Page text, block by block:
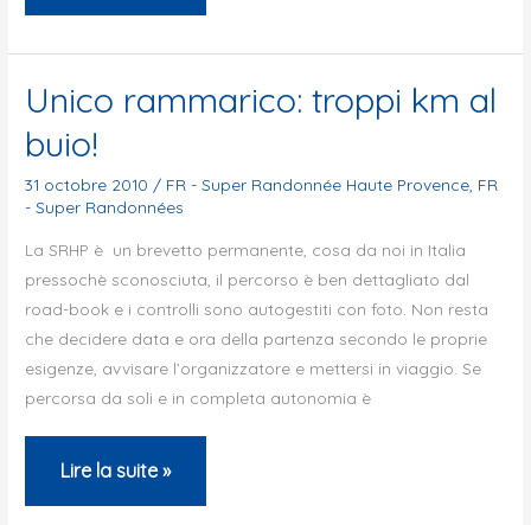
de
l’ACP
Octobre
2010
Unico rammarico: troppi km al
buio!
31 octobre 2010 / FR - Super Randonnée Haute Provence FR
- Super Randonnées
La SRHP è un brevetto permanente, cosa da noi in Italia
pressochè sconosciuta, il percorso è ben dettagliato dal
road-book e i controlli sono autogestiti con foto. Non resta
che decidere data e ora della partenza secondo le proprie
esigenze, avvisare l’organizzatore e mettersi in viaggio. Se
percorsa da soli e in completa autonomia è
Unico
rammarico:
Lire la suite »